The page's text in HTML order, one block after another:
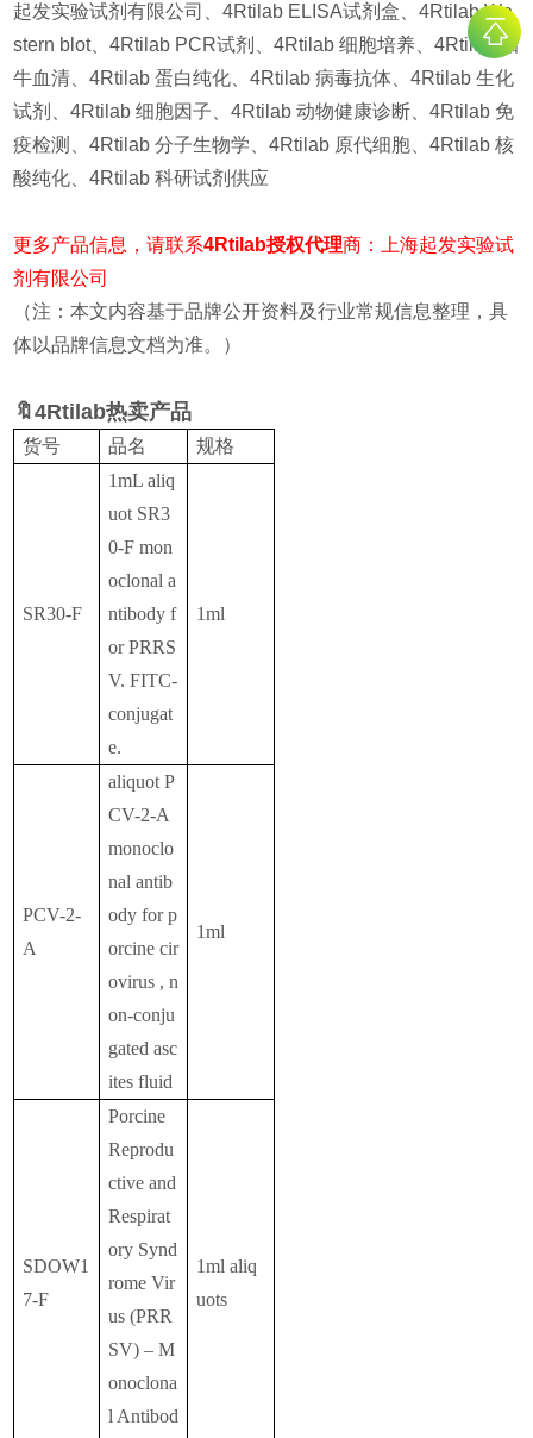
起发实验试剂有限公司、4Rtilab ELISA试剂盒、4Rtilab We
stern blot、4Rtilab PCR试剂、4Rtilab 细胞培养、4Rtilab 胎
牛血清、4Rtilab 蛋白纯化、4Rtilab 病毒抗体、4Rtilab 生化
试剂、4Rtilab 细胞因子、4Rtilab 动物健康诊断、4Rtilab 免
疫检测、4Rtilab 分子生物学、4Rtilab 原代细胞、4Rtilab 核
酸纯化、4Rtilab 科研试剂供应
更多产品信息，请联系4Rtilab授权代理商：上海起发实验试
剂有限公司
（注：本文内容基于品牌公开资料及行业常规信息整理，具
体以品牌信息文档为准。）
🔖4Rtilab热卖产品
货号 品名 规格
SR30-F
1mL aliq
uot SR3
0-F mon
oclonal a
ntibody f
or PRRS
V. FITC-
conjugat
e.
1ml
PCV-2-
A
aliquot P
CV-2-A
monoclo
nal antib
ody for p
orcine cir
ovirus , n
on-conju
gated asc
ites fluid
1ml
SDOW1
7-F
Porcine
Reprodu
ctive and
Respirat
ory Synd
rome Vir
us (PRR
SV) – M
onoclona
l Antibod
1ml aliq
uots